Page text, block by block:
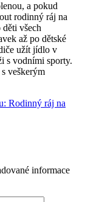
a pokud
rodinný ráj na
všech
až po dětské
užít jídlo v
s vodními sporty.
veškerým
Rodinný ráj na
informace